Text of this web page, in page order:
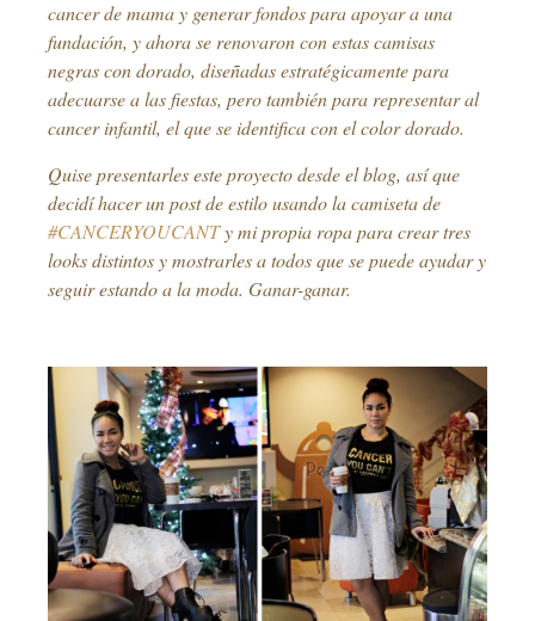
cancer de mama y generar fondos para apoyar a una
fundación, y ahora se renovaron con estas camisas
negras con dorado, diseñadas estratégicamente para
adecuarse a las fiestas, pero también para representar al
cancer infantil, el que se identifica con el color dorado.
Quise presentarles este proyecto desde el blog, así que
decidí hacer un post de estilo usando la camiseta de
#CANCERYOUCANTy mi propia ropa para crear tres
looks distintos y mostrarles a todos que se puede ayudar y
seguir estando a la moda. Ganar-ganar.